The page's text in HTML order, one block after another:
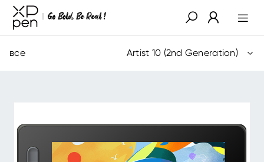
все Artist 10 (2nd Generation)